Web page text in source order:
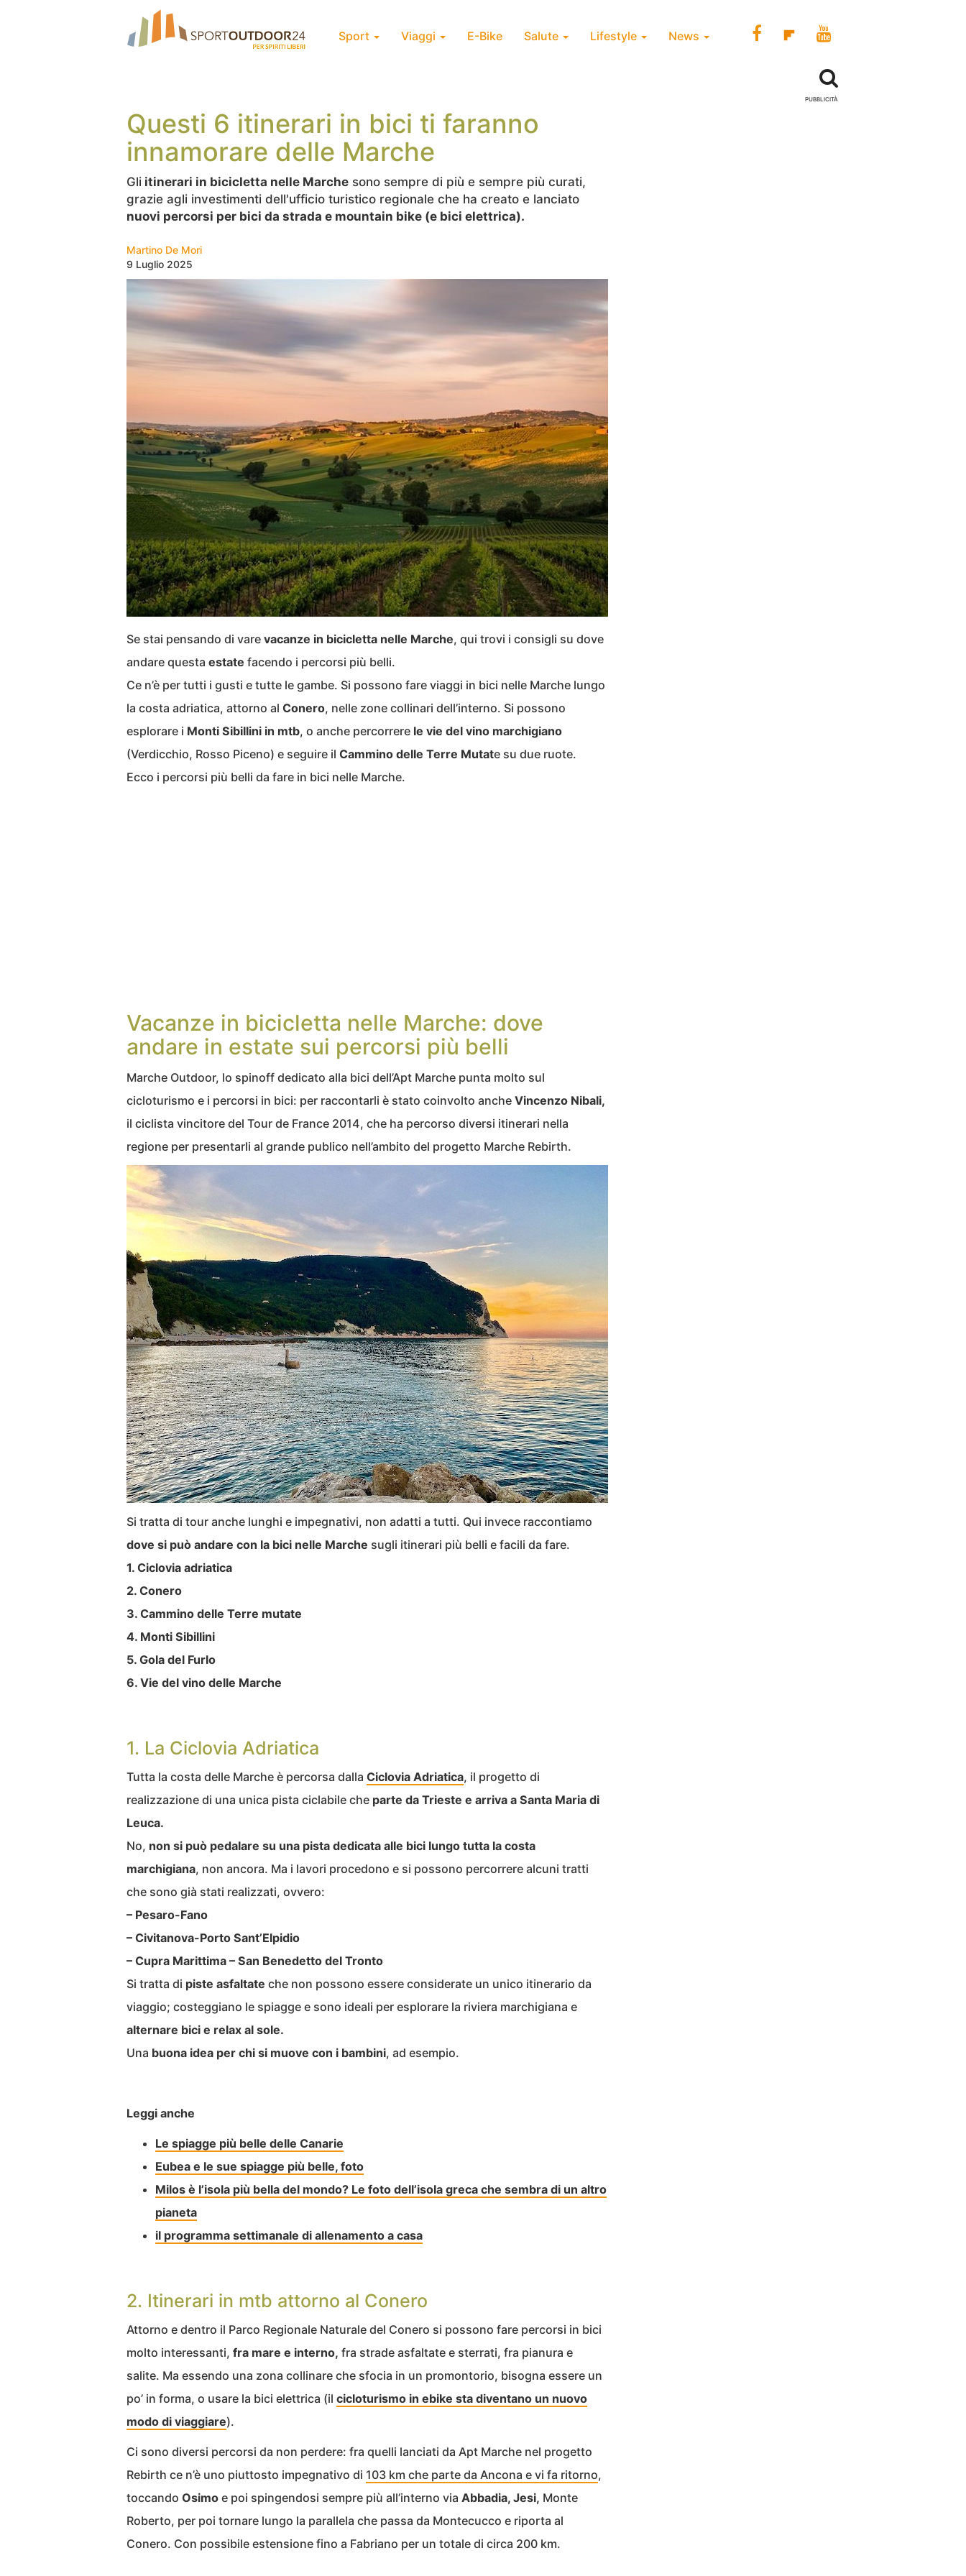
Sport Viaggi E-Bike Salute Lifestyle News
Questi 6 itinerari in bici ti faranno
innamorare delle Marche
Gli itinerari in bicicletta nelle Marche sono sempre di più e sempre più curati,
grazie agli investimenti dell'ufficio turistico regionale che ha creato e lanciato
nuovi percorsi per bici da strada e mountain bike (e bici elettrica).
Martino De Mori
9 Luglio 2025
Se stai pensando di vare vacanze in bicicletta nelle Marche, qui trovi i consigli su dove
andare questa estate facendo i percorsi più belli.
Ce n’è per tutti i gusti e tutte le gambe. Si possono fare viaggi in bici nelle Marche lungo
la costa adriatica, attorno al Conero, nelle zone collinari dell’interno. Si possono
esplorare i Monti Sibillini in mtb, o anche percorrere le vie del vino marchigiano
(Verdicchio, Rosso Piceno) e seguire il Cammino delle Terre Mutate su due ruote.
Ecco i percorsi più belli da fare in bici nelle Marche.
Vacanze in bicicletta nelle Marche: dove
andare in estate sui percorsi più belli
Marche Outdoor, lo spinoff dedicato alla bici dell’Apt Marche punta molto sul
cicloturismo e i percorsi in bici: per raccontarli è stato coinvolto anche Vincenzo Nibali,
il ciclista vincitore del Tour de France 2014, che ha percorso diversi itinerari nella
regione per presentarli al grande publico nell’ambito del progetto Marche Rebirth.
Si tratta di tour anche lunghi e impegnativi, non adatti a tutti. Qui invece raccontiamo
dove si può andare con la bici nelle Marche sugli itinerari più belli e facili da fare.
1. Ciclovia adriatica
2. Conero
3. Cammino delle Terre mutate
4. Monti Sibillini
5. Gola del Furlo
6. Vie del vino delle Marche
1. La Ciclovia Adriatica
Tutta la costa delle Marche è percorsa dalla Ciclovia Adriatica, il progetto di
realizzazione di una unica pista ciclabile che parte da Trieste e arriva a Santa Maria di
Leuca.
No, non si può pedalare su una pista dedicata alle bici lungo tutta la costa
marchigiana, non ancora. Ma i lavori procedono e si possono percorrere alcuni tratti
che sono già stati realizzati, ovvero:
– Pesaro-Fano
– Civitanova-Porto Sant’Elpidio
– Cupra Marittima – San Benedetto del Tronto
Si tratta di piste asfaltate che non possono essere considerate un unico itinerario da
viaggio; costeggiano le spiagge e sono ideali per esplorare la riviera marchigiana e
alternare bici e relax al sole.
Una buona idea per chi si muove con i bambini, ad esempio.
Leggi anche
Le spiagge più belle delle Canarie
Eubea e le sue spiagge più belle, foto
Milos è l’isola più bella del mondo? Le foto dell’isola greca che sembra di un altro
pianeta
il programma settimanale di allenamento a casa
2. Itinerari in mtb attorno al Conero
Attorno e dentro il Parco Regionale Naturale del Conero si possono fare percorsi in bici
molto interessanti, fra mare e interno, fra strade asfaltate e sterrati, fra pianura e
salite. Ma essendo una zona collinare che sfocia in un promontorio, bisogna essere un
po’ in forma, o usare la bici elettrica (il cicloturismo in ebike sta diventano un nuovo
modo di viaggiare).
Ci sono diversi percorsi da non perdere: fra quelli lanciati da Apt Marche nel progetto
Rebirth ce n’è uno piuttosto impegnativo di 103 km che parte da Ancona e vi fa ritorno,
toccando Osimo e poi spingendosi sempre più all’interno via Abbadia, Jesi, Monte
Roberto, per poi tornare lungo la parallela che passa da Montecucco e riporta al
Conero. Con possibile estensione fino a Fabriano per un totale di circa 200 km.
PUBBLICITÀ